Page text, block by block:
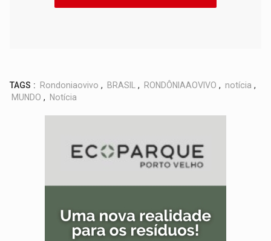
TAGS : Rondoniaovivo , BRASIL , RONDÔNIAAOVIVO , notícia ,
MUNDO , Notícia